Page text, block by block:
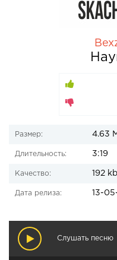
Размер: 4.63
Длительность: 3:19
Качество: 192
Дата релиза: 13-
Слушать песню